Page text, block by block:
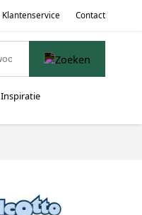
Klantenservice Contact
Inspiratie